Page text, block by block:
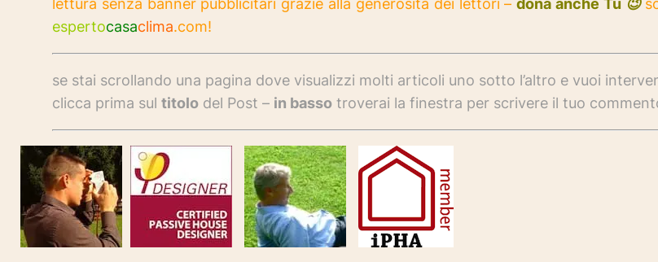
lettura senza banner pubblicitari grazie alla generosità dei lettori –dona anche Tu 😉
espertocasaclima.com!
se stai scrollando una pagina dove visualizzi molti articoli uno sotto l’altro e vuoi
clicca prima sul titolo del Post – in basso troverai la finestra per scrivere il tuo